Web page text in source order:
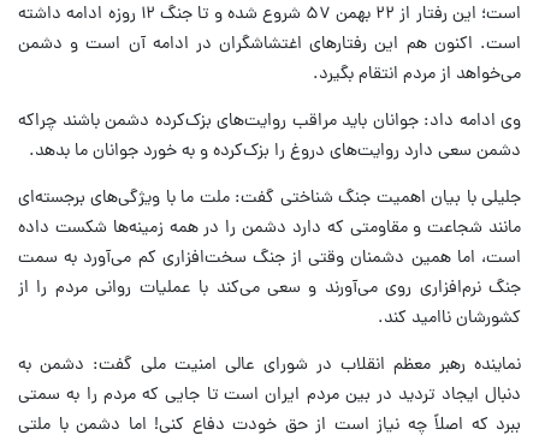
است؛ این رفتار از ۲۲ بهمن ۵۷ شروع شده و تا جنگ ۱۲ روزه ادامه داشته
است. اکنون هم این رفتارهای اغتشاشگران در ادامه آن است و دشمن
می‌خواهد از مردم انتقام بگیرد.
وی ادامه داد: جوانان باید مراقب روایت‌های بزک‌کرده دشمن باشند چراکه
دشمن سعی دارد روایت‌های دروغ را بزک‌کرده و به خورد جوانان ما بدهد.
جلیلی با بیان اهمیت جنگ شناختی گفت: ملت ما با ویژگی‌های برجسته‌ای
مانند شجاعت و مقاومتی که دارد دشمن را در همه زمینه‌ها شکست داده
است، اما همین دشمنان وقتی از جنگ سخت‌افزاری کم می‌آورد به سمت
جنگ نرم‌افزاری روی می‌آورند و سعی می‌کند با عملیات روانی مردم را از
کشورشان ناامید کند.
نماینده رهبر معظم انقلاب در شورای عالی امنیت ملی گفت: دشمن به
دنبال ایجاد تردید در بین مردم ایران است تا جایی که مردم را به سمتی
ببرد که اصلاً چه نیاز است از حق خودت دفاع کنی! اما دشمن با ملتی